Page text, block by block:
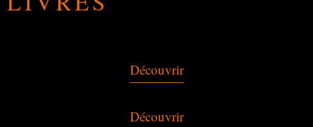
Découvrir
Découvrir